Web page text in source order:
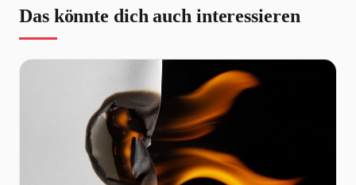
Das könnte dich auch interessieren